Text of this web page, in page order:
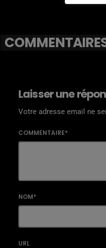
Laisser une
Votre adresse email ne
COMMENTAIRE*
NOM*
URL